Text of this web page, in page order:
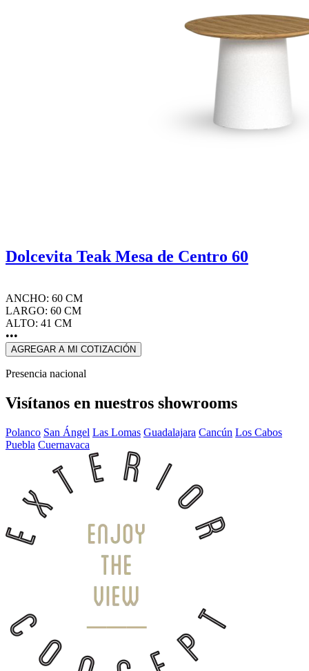
Dolcevita Teak Mesa de Centro 60
ANCHO: 60 CM
LARGO: 60 CM
ALTO: 41 CM
•••
AGREGAR A MI COTIZACIÓN
Presencia nacional
Visítanos en nuestros showrooms
Polanco San Ángel Las Lomas Guadalajara Cancún Los Cabos
Puebla Cuernavaca